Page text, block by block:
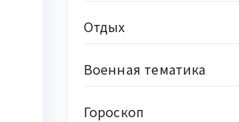
Отдых
Военная тематика
Гороскоп